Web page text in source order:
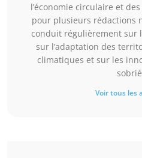
l’économie circulaire et
pour plusieurs rédactions
conduit régulièrement sur
sur l’adaptation des
climatiques et sur les
Voir tous les